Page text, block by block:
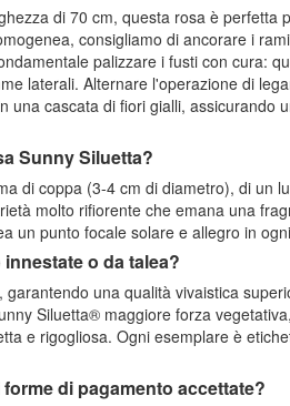
di 70 cm, questa rosa è perfetta
consigliamo di ancorare i
palizzare i fusti con cura:
laterali. Alternare l'operazione di
cascata di fiori gialli, assicurando
Sunny Siluetta?
di coppa (3-4 cm di diametro), di un
molto rifiorente che emana una
un punto focale solare e allegro in
o da talea?
una qualità vivaistica
Siluetta® maggiore forza
e rigogliosa. Ogni esemplare è
di pagamento accettate?